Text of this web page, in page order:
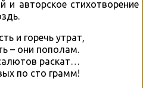
и авторское стихотворение
и горечь утрат,
– они пополам.
раскат…
по сто грамм!